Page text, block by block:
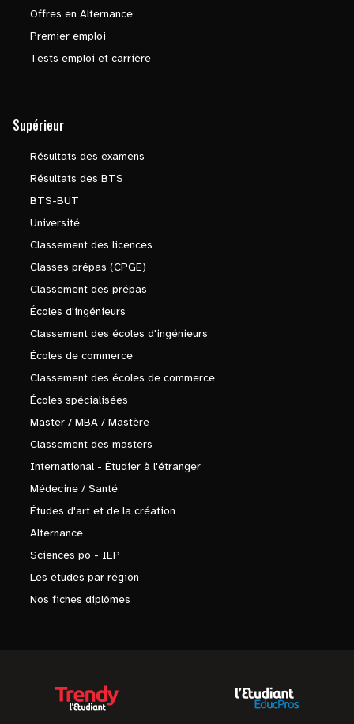
Offres en Alternance
Premier emploi
Tests emploi et carrière
Supérieur
Résultats des examens
Résultats des BTS
BTS-BUT
Université
Classement des licences
Classes prépas (CPGE)
Classement des prépas
Écoles d'ingénieurs
Classement des écoles d'ingénieurs
Écoles de commerce
Classement des écoles de commerce
Écoles spécialisées
Master / MBA / Mastère
Classement des masters
International - Étudier à l'étranger
Médecine / Santé
Études d'art et de la création
Alternance
Sciences po - IEP
Les études par région
Nos fiches diplômes